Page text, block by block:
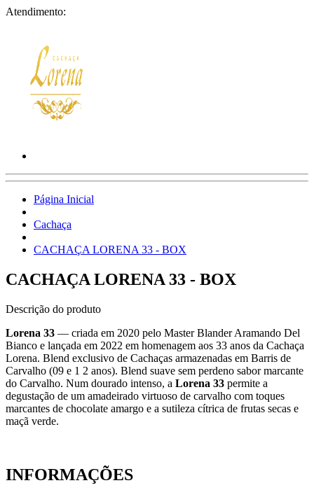
Atendimento:
Página Inicial
Cachaça
CACHAÇA LORENA 33 - BOX
CACHAÇA LORENA 33 - BOX
Descrição do produto
Lorena 33 — criada em 2020 pelo Master Blander Aramando Del
Bianco e lançada em 2022 em homenagem aos 33 anos da Cachaça
Lorena. Blend exclusivo de Cachaças armazenadas em Barris de
Carvalho (09 e 1 2 anos). Blend suave sem perdeno sabor marcante
do Carvalho. Num dourado intenso, a Lorena 33 permite a
degustação de um amadeirado virtuoso de carvalho com toques
marcantes de chocolate amargo e a sutileza cítrica de frutas secas e
maçã verde.
INFORMAÇÕES